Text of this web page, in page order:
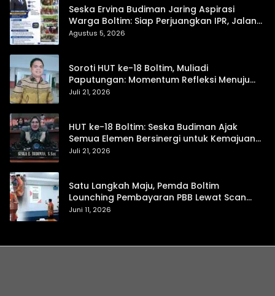
Seska Ervina Budiman Jaring Aspirasi
Warga Boltim: Siap Perjuangkan IPR, Jalan
Trans, hingga Pemasaran UMKM
Agustus 5, 2026
Soroti HUT ke-18 Boltim, Muliadi
Paputungan: Momentum Refleksi Menuju
Daerah Mandiri dan Berdaya Saing
Juli 21, 2026
HUT ke-18 Boltim: Seska Budiman Ajak
Semua Elemen Bersinergi untuk Kemajuan
Daerah
Juli 21, 2026
Satu Langkah Maju, Pemda Boltim
Lounching Pembayaran PBB Lewat Scan
Qris
Juni 11, 2026